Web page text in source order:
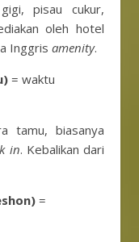
pisau cukur,
oleh hotel
Inggris amenity.
= waktu
tamu, biasanya
in. Kebalikan dari
=